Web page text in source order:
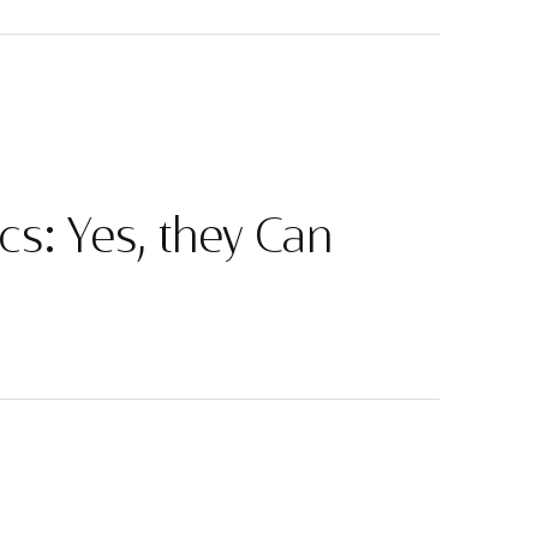
Yes, they Can